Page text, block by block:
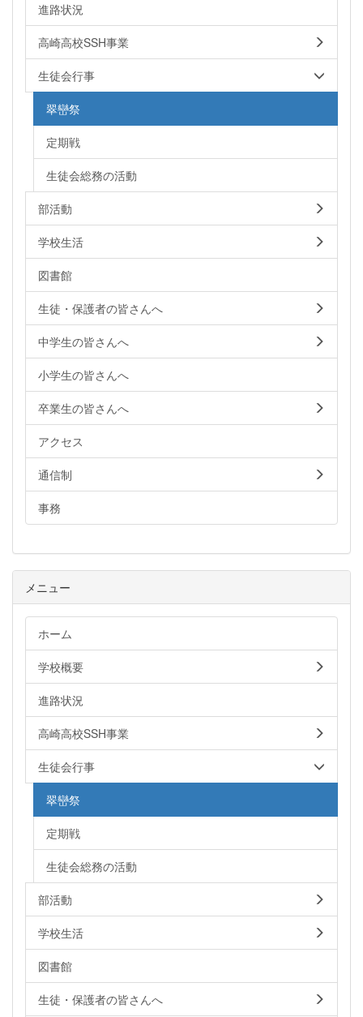
進路状況
高崎高校SSH事業
生徒会行事
翠巒祭
定期戦
生徒会総務の活動
部活動
学校生活
図書館
生徒・保護者の皆さんへ
中学生の皆さんへ
小学生の皆さんへ
卒業生の皆さんへ
アクセス
通信制
事務
メニュー
ホーム
学校概要
進路状況
高崎高校SSH事業
生徒会行事
翠巒祭
定期戦
生徒会総務の活動
部活動
学校生活
図書館
生徒・保護者の皆さんへ